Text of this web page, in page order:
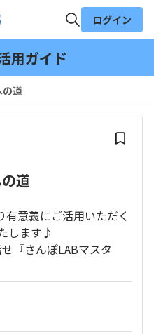
検索
ログイン
用ガイド
の道
道
有意義にご活用いただく
します♪
『さんぽLABマスタ